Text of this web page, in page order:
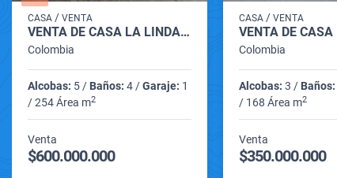
CASA / VENTA
VENTA DE CASA LA LINDA CARTAGO VALLE
Colombia
Alcobas: 5 / Baños: 4 /Garaje: 1
/ 254 Área m2
Venta
$600.000.000
CASA/ VENTA
Colombia
Alcobas: 3 / Baños:
/ 168 Área m2
Venta
$350.000.000